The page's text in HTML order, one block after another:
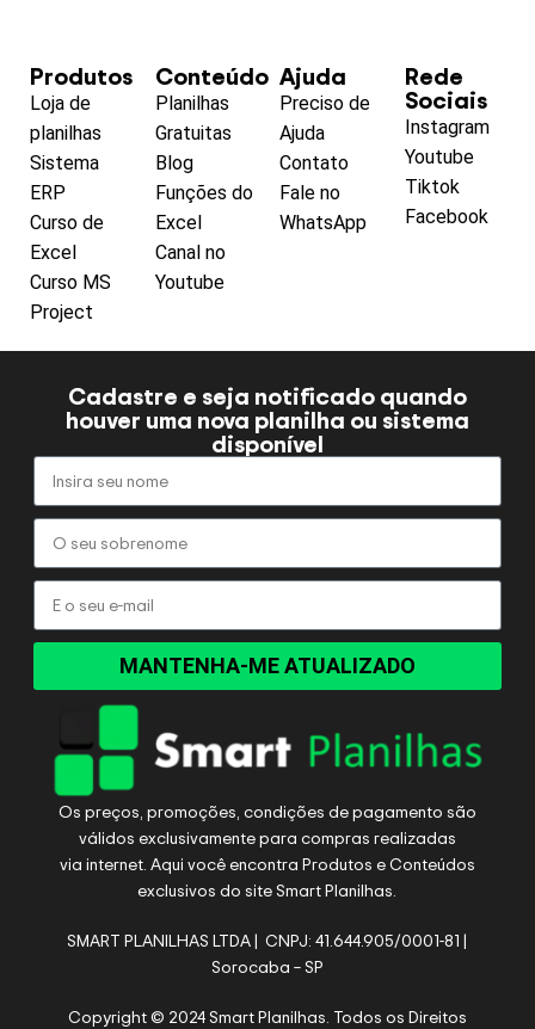
Produtos
Loja de
planilhas
Sistema
ERP
Curso de
Excel
Curso MS
Project
Conteúdo
Planilhas
Gratuitas
Blog
Funções do
Excel
Canal no
Youtube
Ajuda
Preciso de
Ajuda
Contato
Fale no
WhatsApp
Rede
Sociais
Instagram
Youtube
Tiktok
Facebook
Cadastre e seja notificado quando
houver uma nova planilha ou sistema
disponível
MANTENHA-ME ATUALIZADO
Os preços, promoções, condições de pagamento são
válidos exclusivamente para compras realizadas
via internet. Aqui você encontra Produtos e Conteúdos
exclusivos do site Smart Planilhas.
SMART PLANILHAS LTDA | CNPJ: 41.644.905/0001-81 |
Sorocaba – SP
Copyright © 2024 Smart Planilhas. Todos os Direitos